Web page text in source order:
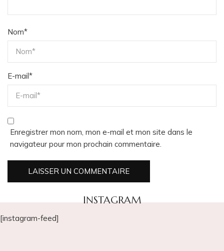
Nom*
E-mail*
Enregistrer mon nom, mon e-mail et mon site dans le
navigateur pour mon prochain commentaire.
INSTAGRAM
[instagram-feed]